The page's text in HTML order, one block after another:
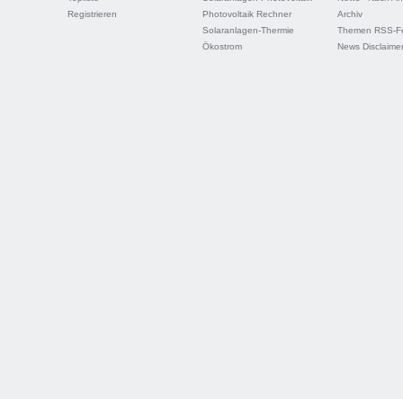
Registrieren
Photovoltaik Rechner
Solaranlagen-Thermie
Ökostrom
Archiv
Themen RSS-
News Disclaimer